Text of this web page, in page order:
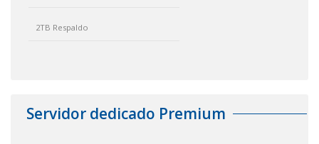
2TB Respaldo
Servidor dedicado Premium